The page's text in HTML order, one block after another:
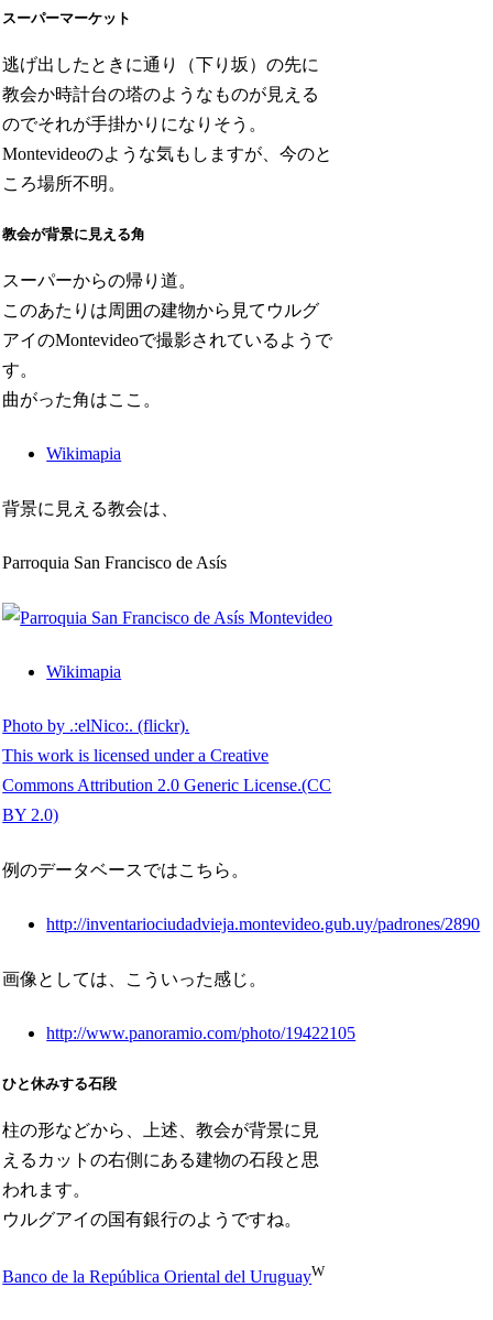
スーパーマーケット
逃げ出したときに通り（下り坂）の先に
教会か時計台の塔のようなものが見える
のでそれが手掛かりになりそう。
Montevideoのような気もしますが、今のと
ころ場所不明。
教会が背景に見える角
スーパーからの帰り道。
このあたりは周囲の建物から見てウルグ
アイのMontevideoで撮影されているようで
す。
曲がった角はここ。
Wikimapia
背景に見える教会は、
Parroquia San Francisco de Asís
Wikimapia
Photo by .:elNico:. (flickr).
This work is licensed under a Creative
Commons Attribution 2.0 Generic License.(CC
BY 2.0)
例のデータベースではこちら。
http://inventariociudadvieja.montevideo.gub.uy/padrones/2890
画像としては、こういった感じ。
http://www.panoramio.com/photo/19422105
ひと休みする石段
柱の形などから、上述、教会が背景に見
えるカットの右側にある建物の石段と思
われます。
ウルグアイの国有銀行のようですね。
Banco de la República Oriental del UruguayW